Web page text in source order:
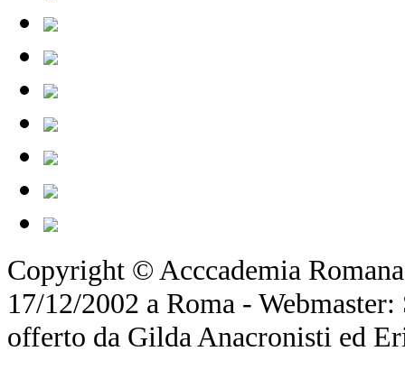
Copyright © Acccademia
17/12/2002 a Roma -
offerto da Gilda Anacronisti ed